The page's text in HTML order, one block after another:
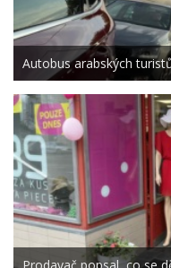
Autobus arabských